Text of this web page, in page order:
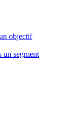
objectif
segment